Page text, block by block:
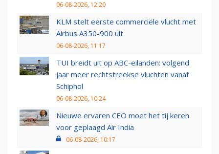
06-08-2026, 12:20
KLM stelt eerste commerciële vlucht met
Airbus A350-900 uit
06-08-2026, 11:17
TUI breidt uit op ABC-eilanden: volgend
jaar meer rechtstreekse vluchten vanaf
Schiphol
06-08-2026, 10:24
Nieuwe ervaren CEO moet het tij keren
voor geplaagd Air India
06-08-2026, 10:17